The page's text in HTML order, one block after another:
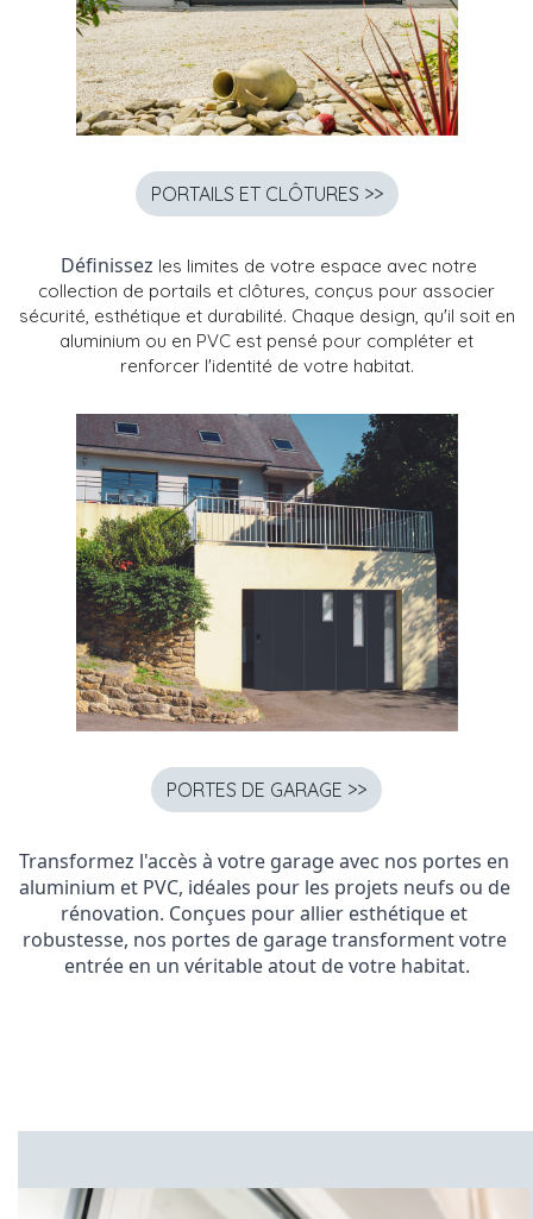
PORTAILS ET CLÔTURES >>
Définissez les limites de votre espace avec notre
collection de portails et clôtures, conçus pour associer
sécurité, esthétique et durabilité. Chaque design, qu'il soit en
aluminium ou en PVC est pensé pour compléter et
renforcer l'identité de votre habitat.
PORTES DE GARAGE >>
Transformez l'accès à votre garage avec nos portes en
aluminium et PVC, idéales pour les projets neufs ou de
rénovation. Conçues pour allier esthétique et
robustesse, nos portes de garage transforment votre
entrée en un véritable atout de votre habitat.